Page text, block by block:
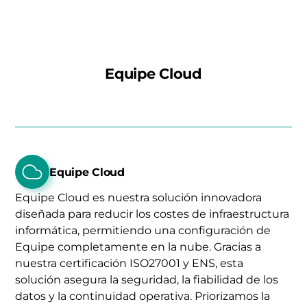
Equipe Cloud
Equipe Cloud
Equipe Cloud es nuestra solución innovadora
diseñada para reducir los costes de infraestructura
informática, permitiendo una configuración de
Equipe completamente en la nube. Gracias a
nuestra certificación ISO27001 y ENS, esta
solución asegura la seguridad, la fiabilidad de los
datos y la continuidad operativa. Priorizamos la